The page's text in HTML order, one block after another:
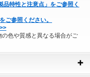
特性と注意点」をご参照く
ご参照ください。
色や質感と異なる場合がご